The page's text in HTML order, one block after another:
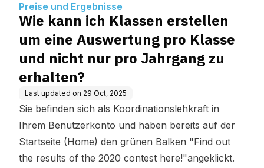
erhalten?
Preise und Ergebnisse
Wie kann ich Klassen erstellen
um eine Auswertung pro Klasse
und nicht nur pro Jahrgang zu
erhalten?
Last updated on 29 Oct, 2025
Sie befinden sich als Koordinationslehkraft in
Ihrem Benutzerkonto und haben bereits auf der
Startseite (Home) den grünen Balken "Find out
the results of the 2020 contest here!"angeklickt.